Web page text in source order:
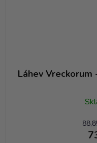
Láhev